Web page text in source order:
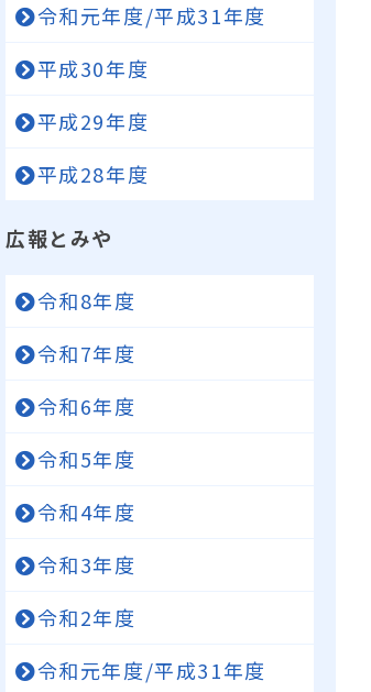
令和元年度/平成31年度
平成30年度
平成29年度
平成28年度
広報とみや
令和8年度
令和7年度
令和6年度
令和5年度
令和4年度
令和3年度
令和2年度
令和元年度/平成31年度